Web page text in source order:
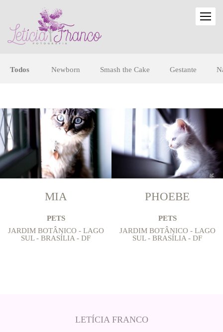
Todos Newborn Smash the Cake Gestante
MIA
PETS
JARDIM BOTÂNICO - LAGO
SUL - BRASÍLIA - DF
PHOEBE
PETS
JARDIM BOTÂNICO - LAGO
SUL - BRASÍLIA - DF
LETÍCIA FRANCO